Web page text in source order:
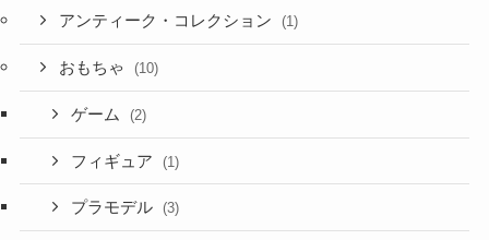
アンティーク・コレクション (1)
おもちゃ (10)
ゲーム (2)
フィギュア (1)
プラモデル (3)